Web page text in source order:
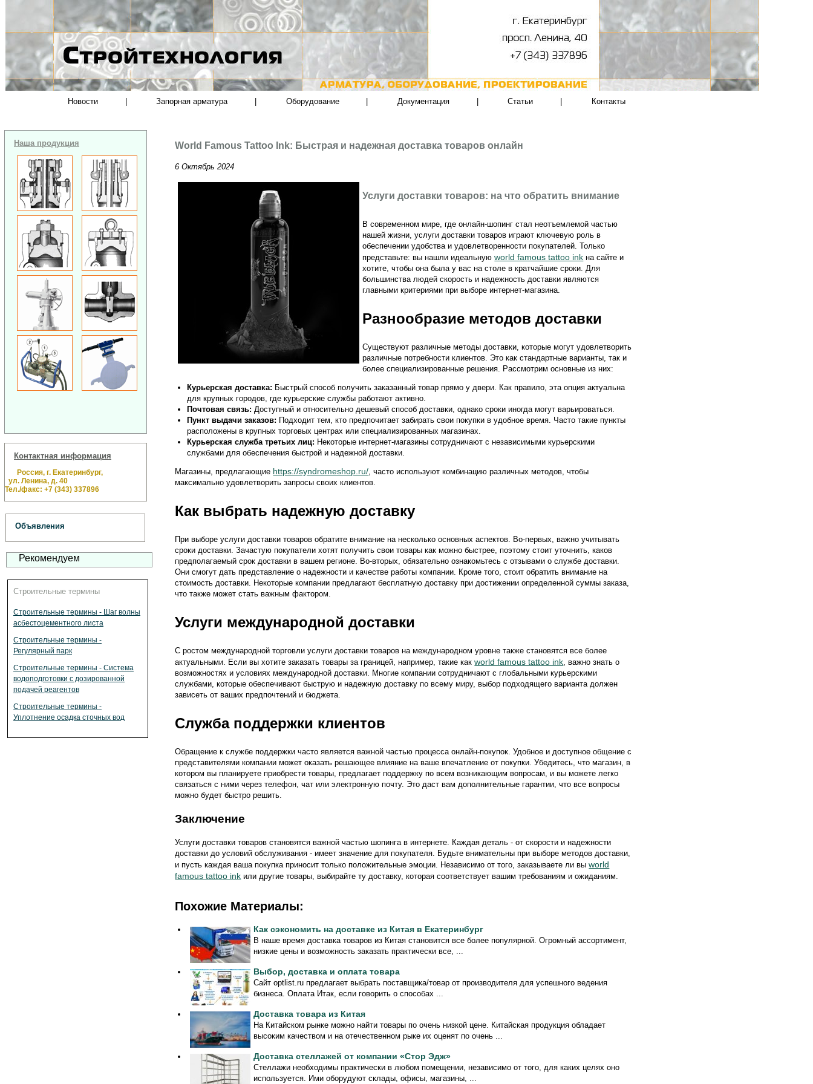
Новости Запорная арматура Оборудование Документация Статьи Контакты
Наша продукция
Контактная информация
Россия, г. Екатеринбург,
ул. Ленина, д. 40
Тел./факс: +7 (343) 337896
Объявления
Рекомендуем
Строительные термины
Строительные термины - Шаг волны
асбестоцементного листа
Строительные термины -
Регулярный парк
Строительные термины - Система
водоподготовки с дозированной
подачей реагентов
Строительные термины -
Уплотнение осадка сточных вод
World Famous Tattoo Ink: Быстрая и надежная доставка товаров онлайн
6 Октябрь 2024
Услуги доставки товаров: на что обратить внимание
В современном мире, где онлайн-шопинг стал неотъемлемой частью
нашей жизни, услуги доставки товаров играют ключевую роль в
обеспечении удобства и удовлетворенности покупателей. Только
представьте: вы нашли идеальнуюworld famous tattoo ink на сайте и
хотите, чтобы она была у вас на столе в кратчайшие сроки. Для
большинства людей скорость и надежность доставки являются
главными критериями при выборе интернет-магазина.
Разнообразие методов доставки
Существуют различные методы доставки, которые могут удовлетворить
различные потребности клиентов. Это как стандартные варианты, так и
более специализированные решения. Рассмотрим основные из них:
Курьерская доставка: Быстрый способ получить заказанный товар прямо у двери. Как правило, эта опция актуальна
для крупных городов, где курьерские службы работают активно.
Почтовая связь: Доступный и относительно дешевый способ доставки, однако сроки иногда могут варьироваться.
Пункт выдачи заказов: Подходит тем, кто предпочитает забирать свои покупки в удобное время. Часто такие пункты
расположены в крупных торговых центрах или специализированных магазинах.
Курьерская служба третьих лиц: Некоторые интернет-магазины сотрудничают с независимыми курьерскими
службами для обеспечения быстрой и надежной доставки.
Магазины, предлагающие https://syndromeshop.ru/, часто используют комбинацию различных методов, чтобы
максимально удовлетворить запросы своих клиентов.
Как выбрать надежную доставку
При выборе услуги доставки товаров обратите внимание на несколько основных аспектов. Во-первых, важно учитывать
сроки доставки. Зачастую покупатели хотят получить свои товары как можно быстрее, поэтому стоит уточнить, каков
предполагаемый срок доставки в вашем регионе. Во-вторых, обязательно ознакомьтесь с отзывами о службе доставки.
Они смогут дать представление о надежности и качестве работы компании. Кроме того, стоит обратить внимание на
стоимость доставки. Некоторые компании предлагают бесплатную доставку при достижении определенной суммы заказа,
что также может стать важным фактором.
Услуги международной доставки
С ростом международной торговли услуги доставки товаров на международном уровне также становятся все более
актуальными. Если вы хотите заказать товары за границей, например, такие какworld famous tattoo ink, важно знать о
возможностях и условиях международной доставки. Многие компании сотрудничают с глобальными курьерскими
службами, которые обеспечивают быструю и надежную доставку по всему миру, выбор подходящего варианта должен
зависеть от ваших предпочтений и бюджета.
Служба поддержки клиентов
Обращение к службе поддержки часто является важной частью процесса онлайн-покупок. Удобное и доступное общение с
представителями компании может оказать решающее влияние на ваше впечатление от покупки. Убедитесь, что магазин, в
котором вы планируете приобрести товары, предлагает поддержку по всем возникающим вопросам, и вы можете легко
связаться с ними через телефон, чат или электронную почту. Это даст вам дополнительные гарантии, что все вопросы
можно будет быстро решить.
Заключение
Услуги доставки товаров становятся важной частью шопинга в интернете. Каждая деталь - от скорости и надежности
доставки до условий обслуживания - имеет значение для покупателя. Будьте внимательны при выборе методов доставки,
и пусть каждая ваша покупка приносит только положительные эмоции. Независимо от того, заказываете ли выworld
famous tattoo ink или другие товары, выбирайте ту доставку, которая соответствует вашим требованиям и ожиданиям.
Похожие Материалы:
Как сэкономить на доставке из Китая в Екатеринбург
В наше время доставка товаров из Китая становится все более популярной. Огромный ассортимент,
низкие цены и возможность заказать практически все, ...
Выбор, доставка и оплата товара
Сайт optlist.ru предлагает выбрать поставщика/товар от производителя для успешного ведения
бизнеса. Оплата Итак, если говорить о способах ...
Доставка товара из Китая
На Китайском рынке можно найти товары по очень низкой цене. Китайская продукция обладает
высоким качеством и на отечественном рыке их оценят по очень ...
Доставка стеллажей от компании «Стор Эдж»
Стеллажи необходимы практически в любом помещении, независимо от того, для каких целях оно
используется. Ими оборудуют склады, офисы, магазины, ...